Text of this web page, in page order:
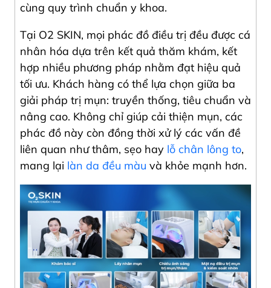
cùng quy trình chuẩn y khoa.
Tại O2 SKIN, mọi phác đồ điều trị đều được cá
nhân hóa dựa trên kết quả thăm khám, kết
hợp nhiều phương pháp nhằm đạt hiệu quả
tối ưu. Khách hàng có thể lựa chọn giữa ba
giải pháp trị mụn: truyền thống, tiêu chuẩn và
nâng cao. Không chỉ giúp cải thiện mụn, các
phác đồ này còn đồng thời xử lý các vấn đề
liên quan như thâm, sẹo hay lỗ chân lông to,
mang lại làn da đều màu và khỏe mạnh hơn.